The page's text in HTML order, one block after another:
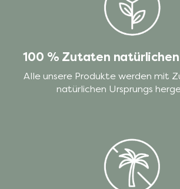
100 % Zutaten natürlichen
Alle unsere Produkte werden mit
natürlichen Ursprungs